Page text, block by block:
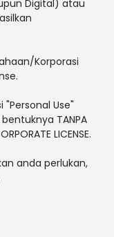
Digital) atau
Korporasi
Use"
TANPA
LICENSE.
anda perlukan,